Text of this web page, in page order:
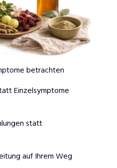
betrachten
Einzelsymptome
statt
auf Ihrem Weg